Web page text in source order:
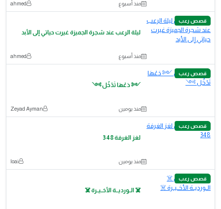
منذ أسبوع ahmed
قصص رعب
ليلة الرعب عند شجرة الجميزة غيرت حياتي إلى الأبد
منذ أسبوع ahmed
قصص رعب
༺ دَعْهَا تَدْخُل ༻
منذ يومين Zeyad Ayman
قصص رعب
لغز الغرفة 348
منذ يومين loai
قصص رعب
☠️ الــورديــة الأخــيــرة ☠️